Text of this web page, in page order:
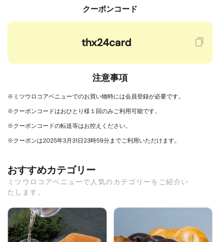
クーポンコード
注意事項
※ミツウロコアベニューでのお買い物時には会員登録が必要です。
※クーポンコードはおひとり様１回のみご利用可能です。
※クーポンコードの転送等はお控えください。
※クーポンは2025年3月31日23時59分までご利用いただけます。
おすすめカテゴリー
ミツウロコアベニューで人気のカテゴリーをご紹介い
たします。